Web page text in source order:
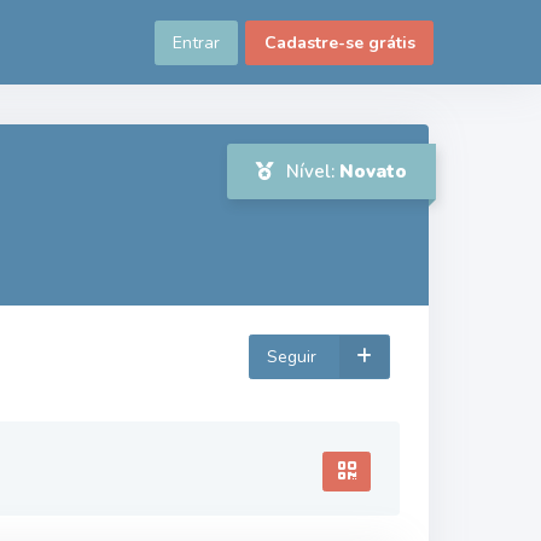
Entrar Cadastre-se grátis
Nível: Novato
Seguir